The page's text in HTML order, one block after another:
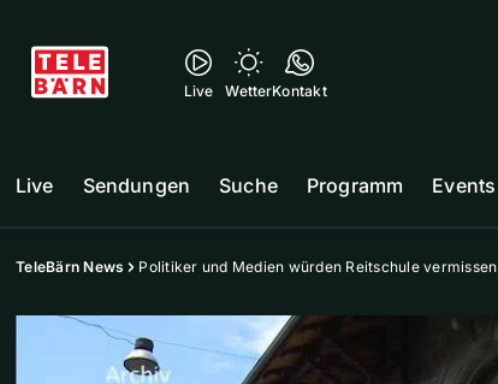
Live WetterKontakt
Live Sendungen Suche Programm Events
TeleBärn News Politiker und Medien würden Reitschule vermissen